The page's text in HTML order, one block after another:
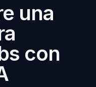
una
con